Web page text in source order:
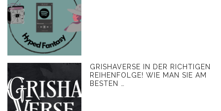
GRISHAVERSE IN DER RICHTIGEN
REIHENFOLGE! WIE MAN SIE AM
BESTEN …